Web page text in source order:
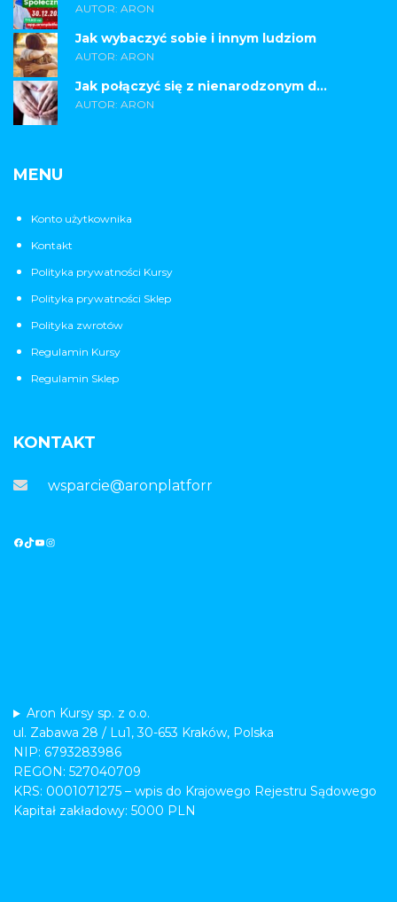
AUTOR: ARON
Jak wybaczyć sobie i innym ludziom
AUTOR: ARON
Jak połączyć się z nienarodzonym d...
AUTOR: ARON
MENU
Konto użytkownika
Kontakt
Polityka prywatności Kursy
Polityka prywatności Sklep
Polityka zwrotów
Regulamin Kursy
Regulamin Sklep
KONTAKT
wsparcie@aronplatforma.pl
Aron Kursy sp. z o.o.
ul. Zabawa 28 / Lu1, 30-653 Kraków, Polska
NIP: 6793283986
REGON: 527040709
KRS: 0001071275 – wpis do Krajowego Rejestru Sądowego
Kapitał zakładowy: 5000 PLN